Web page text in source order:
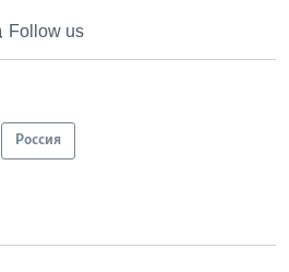
Follow us
Россия